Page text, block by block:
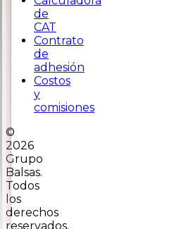
de
CAT
Contrato
de
adhesión
Costos
y
comisiones
©
2026
Grupo
Balsas.
Todos
los
derechos
reservados.